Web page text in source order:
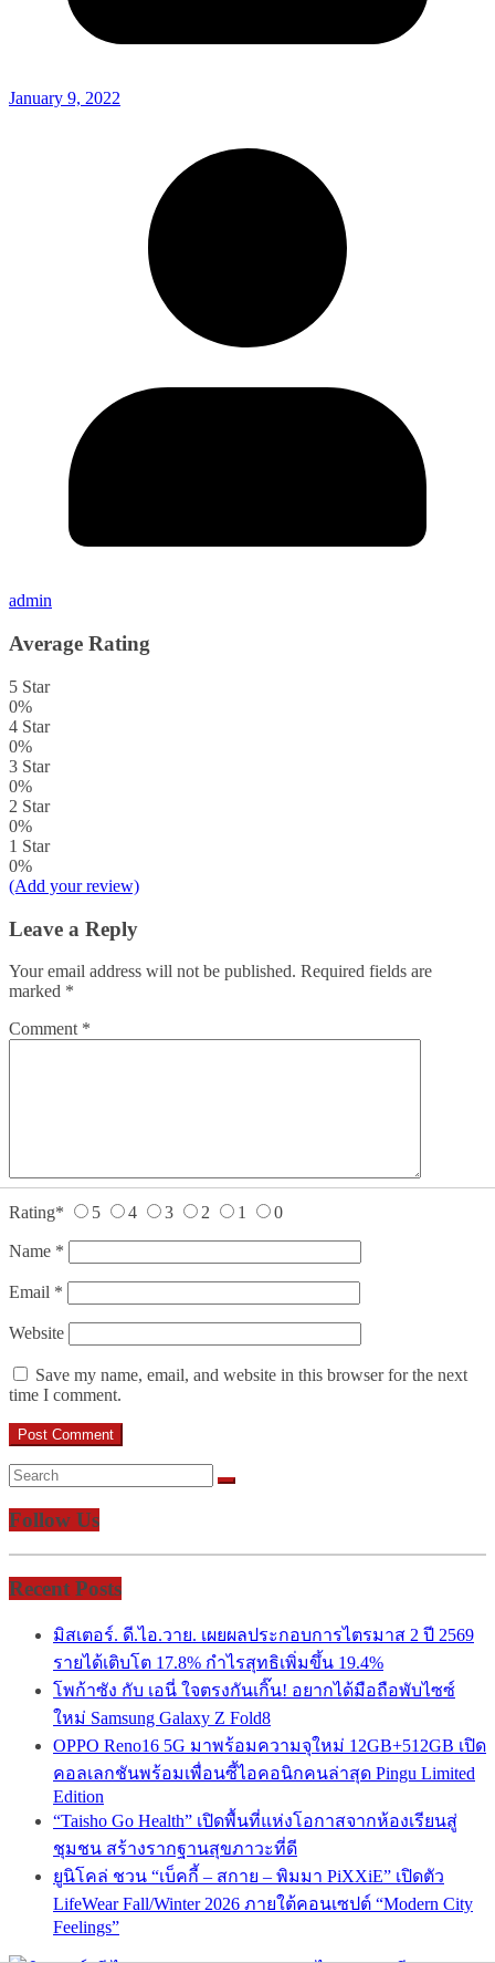
January 9, 2022
admin
Average Rating
5 Star
0%
4 Star
0%
3 Star
0%
2 Star
0%
1 Star
0%
(Add your review)
Leave a Reply
Your email address will not be published. Required fields are
marked *
Comment *
Rating* 5 4 3 2 1 0
Name *
Email *
Website
Save my name, email, and website in this browser for the next
time I comment.
Follow Us
Recent Posts
มิสเตอร์. ดี.ไอ.วาย. เผยผลประกอบการไตรมาส 2 ปี 2569
รายได้เติบโต 17.8% กำไรสุทธิเพิ่มขึ้น 19.4%
โพก้าซัง กับ เอนี่ ใจตรงกันเกิ๊น! อยากได้มือถือพับไซซ์
ใหม่ Samsung Galaxy Z Fold8
OPPO Reno16 5G มาพร้อมความจุใหม่ 12GB+512GB เปิด
คอลเลกชันพร้อมเพื่อนซี้ไอคอนิกคนล่าสุด Pingu Limited
Edition
“Taisho Go Health” เปิดพื้นที่แห่งโอกาสจากห้องเรียนสู่
ชุมชน สร้างรากฐานสุขภาวะที่ดี
ยูนิโคล่ ชวน “เบ็คกี้ – สกาย – พิมมา PiXXiE” เปิดตัว
LifeWear Fall/Winter 2026 ภายใต้คอนเซปต์ “Modern City
Feelings”